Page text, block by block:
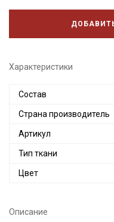
Характеристики
Состав
Страна производитель
Артикул
Тип ткани
Цвет
Описание